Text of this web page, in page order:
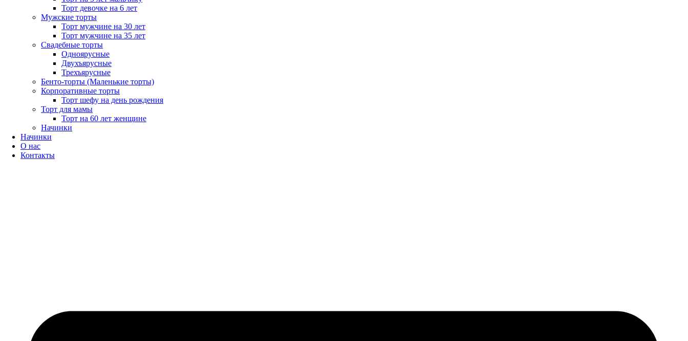
Торт девочке на 6 лет
Мужские торты
Торт мужчине на 30 лет
Торт мужчине на 35 лет
Свадебные торты
Одноярусные
Двухъярусные
Трехъярусные
Бенто-торты (Маленькие торты)
Корпоративные торты
Торт шефу на день рождения
Торт для мамы
Торт на 60 лет женщине
Начинки
Начинки
О нас
Контакты